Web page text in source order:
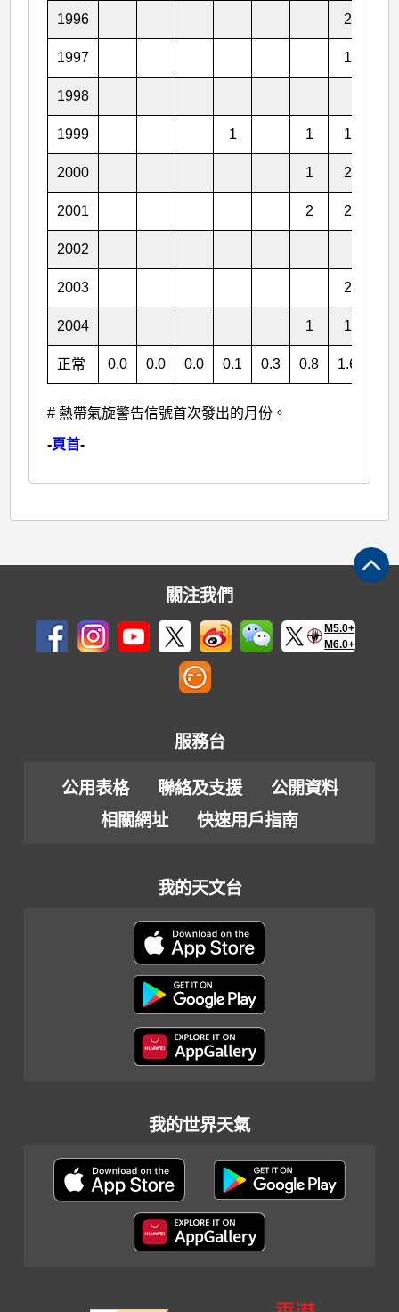
1996 2
1997 1
1998
1999 1 1 1
2000 1 2
2001 2 2
2002
2003 2
2004 1 1
正常 0.0 0.0 0.0 0.1 0.3 0.8 1.6
# 熱帶氣旋警告信號首次發出的月份。
-頁首-
關注我們
M5.0+
M6.0+
服務台
公用表格 聯絡及支援
公開資料
相關網址
快速用戶指南
我的天文台
我的世界天氣